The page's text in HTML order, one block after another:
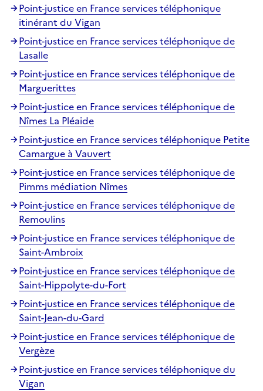
Point-justice en France services téléphonique
itinérant du Vigan
Point-justice en France services téléphonique de
Lasalle
Point-justice en France services téléphonique de
Marguerittes
Point-justice en France services téléphonique de
Nîmes La Pléaide
Point-justice en France services téléphonique Petite
Camargue à Vauvert
Point-justice en France services téléphonique de
Pimms médiation Nîmes
Point-justice en France services téléphonique de
Remoulins
Point-justice en France services téléphonique de
Saint-Ambroix
Point-justice en France services téléphonique de
Saint-Hippolyte-du-Fort
Point-justice en France services téléphonique de
Saint-Jean-du-Gard
Point-justice en France services téléphonique de
Vergèze
Point-justice en France services téléphonique du
Vigan